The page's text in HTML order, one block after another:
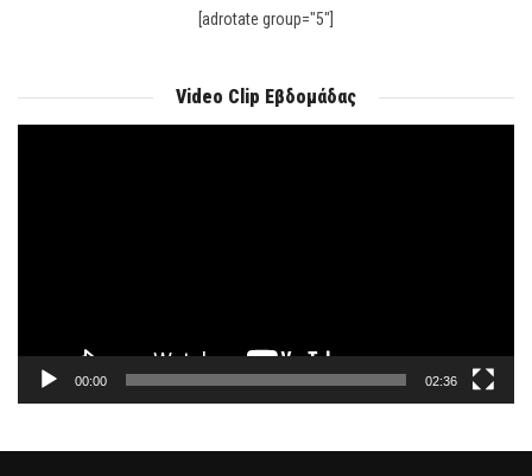
[adrotate group="5"]
Video Clip Εβδομάδας
00:00 02:36